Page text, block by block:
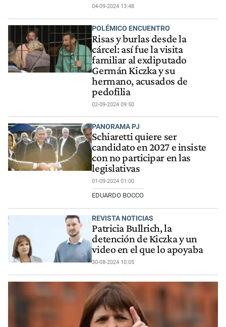
04-09-2024 13:48
POLÉMICO ENCUENTRO
Risas y burlas desde la
cárcel: así fue la visita
familiar al exdiputado
Germán Kiczka y su
hermano, acusados de
pedofilia
02-09-2024 09:50
PANORAMA PJ
Schiaretti quiere ser
candidato en 2027 e insiste
con no participar en las
legislativas
01-09-2024 01:00
EDUARDO BOCCO
REVISTA NOTICIAS
Patricia Bullrich, la
detención de Kiczka y un
video en el que lo apoyaba
30-08-2024 10:05